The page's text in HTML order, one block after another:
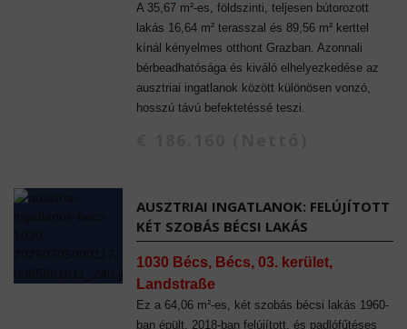
A 35,67 m²-es, földszinti, teljesen bútorozott
lakás 16,64 m² terasszal és 89,56 m² kerttel
kínál kényelmes otthont Grazban. Azonnali
bérbeadhatósága és kiváló elhelyezkedése az
ausztriai ingatlanok között különösen vonzó,
hosszú távú befektetéssé teszi.
AUSZTRIAI INGATLANOK: FELÚJÍTOTT
KÉT SZOBÁS BÉCSI LAKÁS
1030 Bécs, Bécs, 03. kerület,
Landstraße
Ez a 64,06 m²-es, két szobás bécsi lakás 1960-
ban épült, 2018-ban felújított, és padlófűtéses